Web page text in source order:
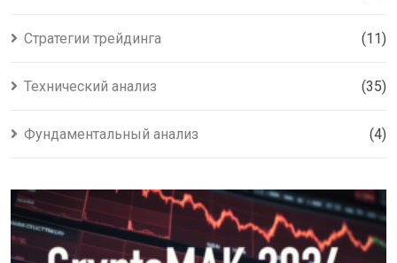
Стратегии трейдинга (11)
Технический анализ (35)
Фундаментальный анализ (4)